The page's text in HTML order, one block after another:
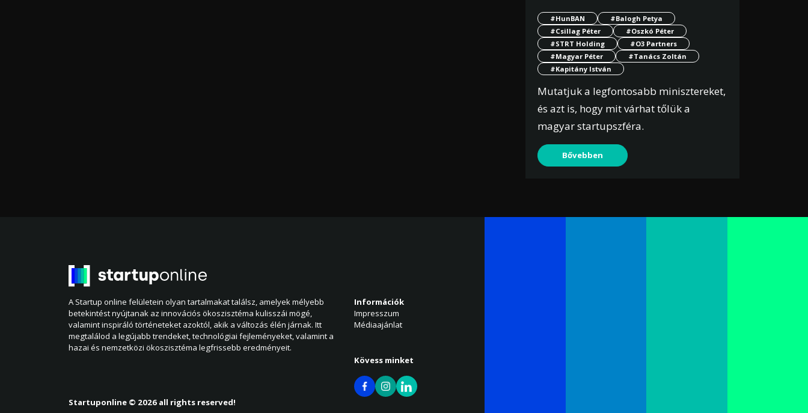
#HunBAN
#Balogh Petya
#Csillag Péter
#Oszkó Péter
#STRT Holding
#O3 Partners
#Magyar Péter
#Tanács Zoltán
#Kapitány István
Mutatjuk a legfontosabb minisztereket,
és azt is, hogy mit várhat tőlük a
magyar startupszféra.
Bővebben
A Startup online felületein olyan tartalmakat találsz, amelyek mélyebb
betekintést nyújtanak az innovációs ökoszisztéma kulisszái mögé,
valamint inspiráló történeteket azoktól, akik a változás élén járnak. Itt
megtalálod a legújabb trendeket, technológiai fejleményeket, valamint a
hazai és nemzetközi ökoszisztéma legfrissebb eredményeit.
Információk
Impresszum
Médiaajánlat
Kövess minket
Startuponline © 2026 all rights reserved!